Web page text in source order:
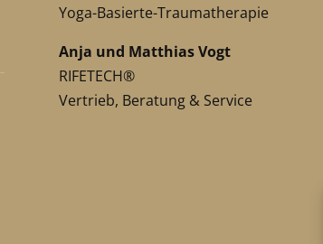
Yoga-Basierte-Traumatherapie
Anja und Matthias Vogt
RIFETECH®
Vertrieb, Beratung & Service